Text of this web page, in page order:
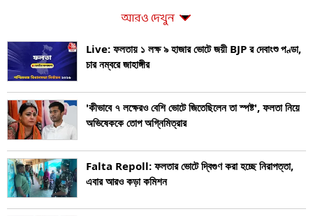
আরও দেখুন
Live: ফলতায় ১ লক্ষ ৯ হাজার ভোটে জয়ী BJP র দেবাংশু পণ্ডা,
চার নম্বরে জাহাঙ্গীর
'কীভাবে ৭ লক্ষেরও বেশি ভোটে জিতেছিলেন তা স্পষ্ট', ফলতা নিয়ে
অভিষেককে তোপ অগ্নিমিত্রার
Falta Repoll: ফলতার ভোটে দ্বিগুণ করা হচ্ছে নিরাপত্তা,
এবার আরও কড়া কমিশন